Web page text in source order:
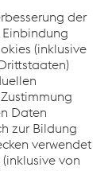
und
immer wieder
und Neues –